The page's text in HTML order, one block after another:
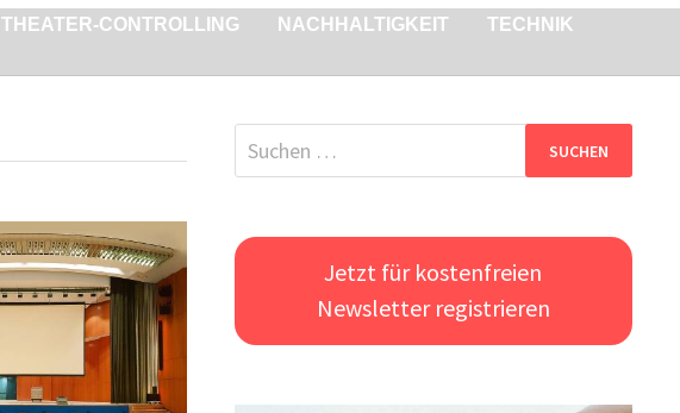
THEATER-CONTROLLING NACHHALTIGKEIT
TECHNIK
Suchen
nach:
Jetzt für kostenfreien
Newsletter registrieren